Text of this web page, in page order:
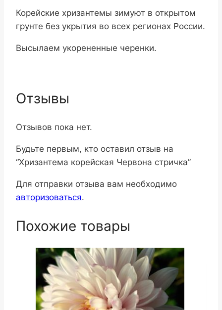
Корейские хризантемы зимуют в открытом
грунте без укрытия во всех регионах России.
Высылаем укорененные черенки.
Отзывы
Отзывов пока нет.
Будьте первым, кто оставил отзыв на
“Хризантема корейская Червона стричка”
Для отправки отзыва вам необходимо
авторизоваться.
Похожие товары